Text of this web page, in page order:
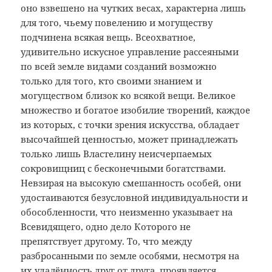
оно взвешено на чутких весах, характерна лишь
для того, чьему повелению и могуществу
подчинена всякая вещь. Всеохватное,
удивительно искусное управление рассеяными
по всей земле видами созданий возможно
только для того, кто своими знанием и
могуществом близок ко всякой вещи. Великое
множество и богатое изобилие творений, каждое
из которых, с точки зрения искусства, обладает
высочайшей ценностью, может принадлежать
только лишь Властелину неисчерпаемых
сокровищниц с бесконечными богатствами.
Невзирая на высокую смешанность особей, они
удостаиваются безусловной индивидуальности и
обособленности, что неизменно указывает на
Всевидящего, одно дело Которого не
препятствует другому. То, что между
разбросанными по земле особями, несмотря на